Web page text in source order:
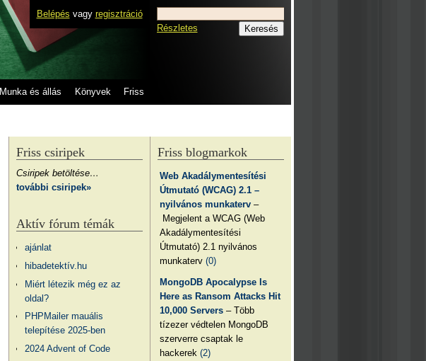
Belépés vagy regisztráció
Munka és állás Könyvek Friss
Részletes
Friss blogmarkok
Web Akadálymentesítési
Útmutató (WCAG) 2.1 –
nyilvános munkaterv –
Megjelent a WCAG (Web
Akadálymentesítési
Útmutató) 2.1 nyilvános
munkaterv(0)
MongoDB Apocalypse Is
Here as Ransom Attacks Hit
10,000 Servers – Több
tízezer védtelen MongoDB
szerverre csaptak le
hackerek(2)
Friss csiripek
Csiripek betöltése…
további csiripek»
Aktív fórum témák
ajánlat
hibadetektív.hu
Miért létezik még ez az
oldal?
PHPMailer mauális
telepítése 2025-ben
2024 Advent of Code